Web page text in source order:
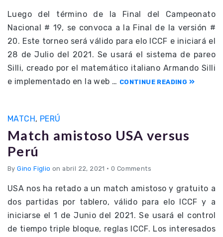
Luego del término de la Final del Campeonato
Nacional # 19, se convoca a la Final de la versión #
20. Este torneo será válido para elo ICCF e iniciará el
28 de Julio del 2021. Se usará el sistema de pareo
Silli, creado por el matemático italiano Armando Silli
e implementado en la web … CONTINUE READING
MATCH, PERÚ
Match amistoso USA versus
Perú
ByGino Figlio on abril 22, 2021 • 0 Comments
USA nos ha retado a un match amistoso y gratuito a
dos partidas por tablero, válido para elo ICCF y a
iniciarse el 1 de Junio del 2021. Se usará el control
de tiempo triple bloque, reglas ICCF. Los interesados